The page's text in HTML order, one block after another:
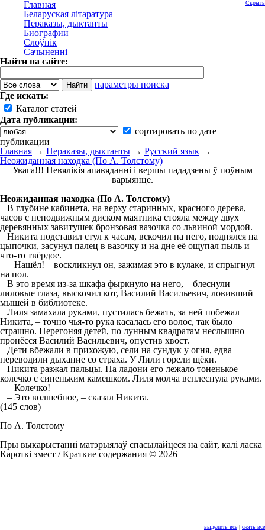
Главная
Беларуская літаратура
Пераказы, дыктанты
Биографии
Слоўнік
Сачыненні
Найти на сайте:
параметры поиска
Где искать:
Каталог статей
Дата публикации:
сортировать по дате
публикации
Скрыть
выделить все | снять все
Главная → Пераказы, дыктанты → Русский язык →
Неожиданная находка (По А. Толстому)
Увага!!! Невялікія апавяданні і вершы пададзены ў поўным
варыянце.
Неожиданная находка (По А. Толстому)
В глубине кабинета, на верху старинных, красного дерева,
часов с неподвижным диском маятника стояла между двух
деревянных завитушек бронзовая вазочка со львиной мордой.
Никита подставил стул к часам, вскочил на него, поднялся на
цыпочки, засунул палец в вазочку и на дне её ощупал пыль и
что-то твёрдое.
– Нашёл! – воскликнул он, зажимая это в кулаке, и спрыгнул
на пол.
В это время из-за шкафа фыркнуло на него, – блеснули
лиловые глаза, выскочил кот, Василий Васильевич, ловивший
мышей в библиотеке.
Лиля замахала руками, пустилась бежать, за ней побежал
Никита, – точно чья-то рука касалась его волос, так было
страшно. Перегоняя детей, по лунным квадратам неслышно
пронёсся Василий Васильевич, опустив хвост.
Дети вбежали в прихожую, сели на сундук у огня, едва
переводили дыхание со страха. У Лили горели щёки.
Никита разжал пальцы. На ладони его лежало тоненькое
колечко с синеньким камешком. Лиля молча всплеснула руками.
– Колечко!
– Это волшебное, – сказал Никита.
(145 слов)
По А. Толстому
Пры выкарыстанні матэрыялаў спасылайцеся на сайт, калі ласка
Кароткі змест / Краткие содержания © 2026